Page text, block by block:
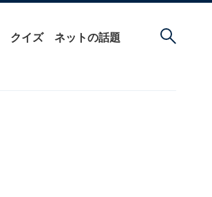
クイズ ネットの話題